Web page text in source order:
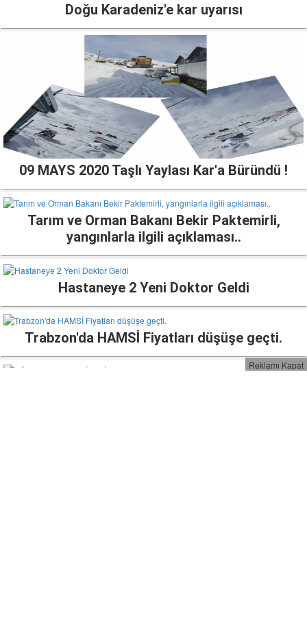
Doğu Karadeniz'e kar uyarısı
09 MAYS 2020 Taşlı Yaylası Kar'a Büründü !
Tarım ve Orman Bakanı Bekir Paktemirli,
yangınlarla ilgili açıklaması..
Hastaneye 2 Yeni Doktor Geldi
Trabzon'da HAMSİ Fiyatları düşüşe geçti.
Reklamı Kapat